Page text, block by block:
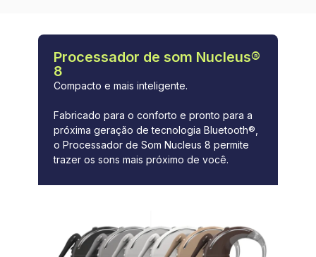
Processador de som Nucleus®
8
Compacto e mais inteligente.
Fabricado para o conforto e pronto para a
próxima geração de tecnologia Bluetooth®,
o Processador de Som Nucleus 8 permite
trazer os sons mais próximo de você.